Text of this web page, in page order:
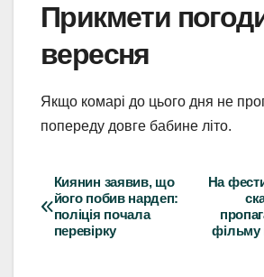
Прикмети
вересня
Якщо комарі до цього дня не
попереду довге бабине літо.
Навігація
записів
На
фільму
Киянин заявив, що
його побив нардеп:
поліція почала
перевірку